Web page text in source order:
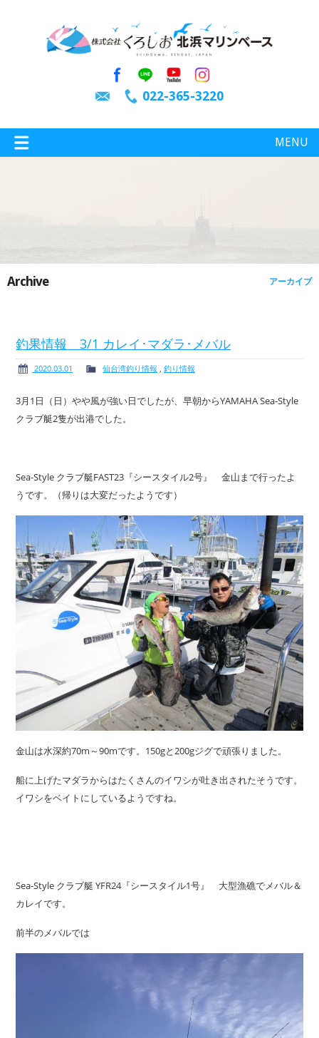
022-365-3220
MENU
サービス案内 イベント情報
新艇・展示艇情報 中古艇情報
求人情報 会社概要
Archive アーカイブ
釣果情報 3/1 カレイ･マダラ･メバル
2020.03.01 仙台湾釣り情報 ,釣り情報
3月1日（日）やや風が強い日でしたが、早朝からYAMAHA Sea-Style
クラブ艇2隻が出港でした。
Sea-Style クラブ艇FAST23『シースタイル2号』 金山まで行ったよ
うです。（帰りは大変だったようです）
金山は水深約70m～90mです。150gと200gジグで頑張りました。
船に上げたマダラからはたくさんのイワシが吐き出されたそうです。
イワシをベイトにしているようですね。
Sea-Style クラブ艇 YFR24『シースタイル1号』 大型漁礁でメバル＆
カレイです。
前半のメバルでは